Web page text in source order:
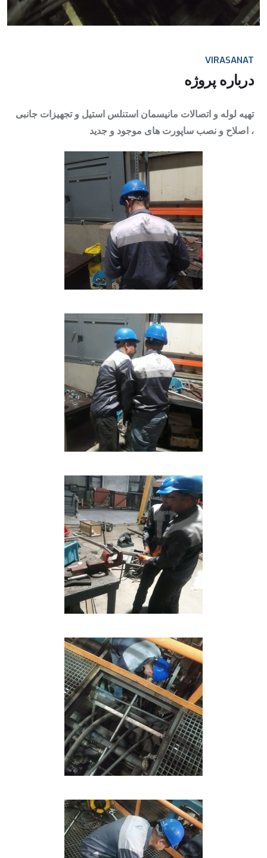
VIRASANAT
درباره پروژه
تهیه لوله و اتصالات مانیسمان استنلس استیل و تجهیزات جانبی
، اصلاح و نصب ساپورت های موجود و جدید